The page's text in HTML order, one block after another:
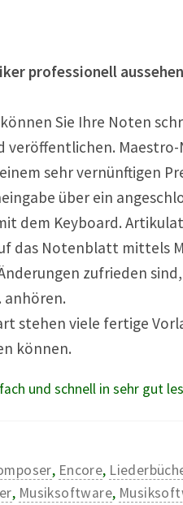
professionell
Sie Ihre Noten
veröffentlichen.
sehr vernünftigen
über ein
dem Keyboard.
das Notenblatt mittels
zufrieden
stehen viele fertige
können.
und schnell in sehr gut
, Encore,
, Musiksoftware,